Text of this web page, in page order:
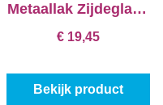
Metaallak Zijdeglans
€ 19,45
Bekijk product